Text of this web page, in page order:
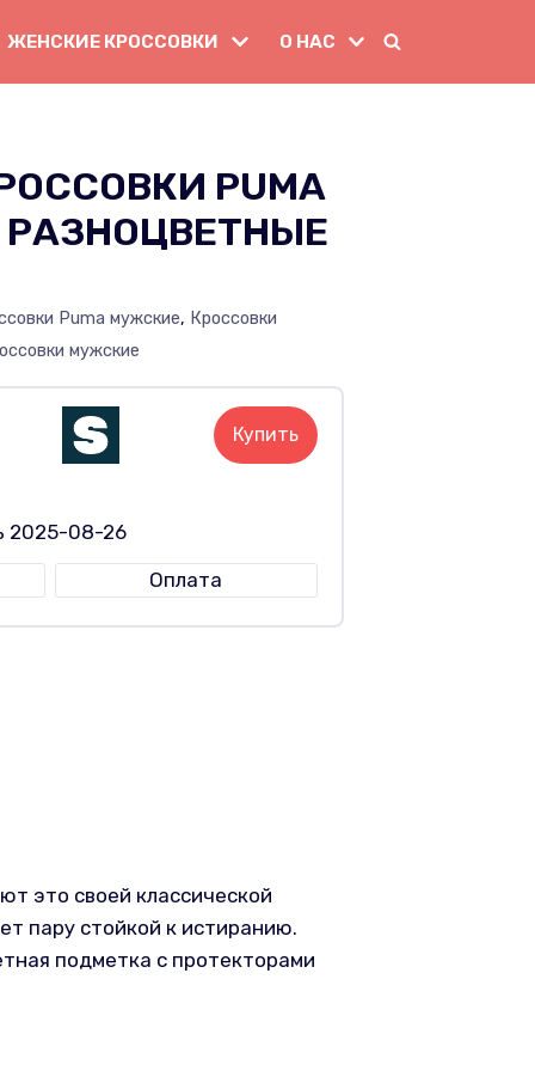
ЖЕНСКИЕ КРОССОВКИ О НАС
PUMA
РАЗНОЦВЕТНЫЕ
Puma мужские, Кроссовки
мужские
Купить
2025-08-26
Оплата
это своей классической
пару стойкой к истиранию.
подметка с протекторами